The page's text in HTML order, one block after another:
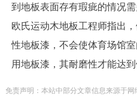
到地板表面存有瑕疵的情况需
欧氏运动木地板工程师指出
性地板漆，不会使体育场馆
用地板漆，其耐磨性才能达
免责声明：本站中部分文章信息来源于